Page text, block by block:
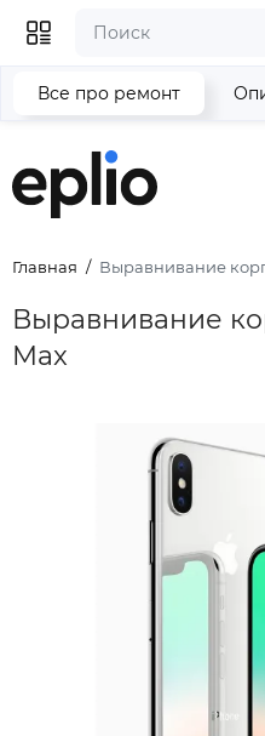
Главная Выравнивание
Выравнивание
Max
Все про ремонт